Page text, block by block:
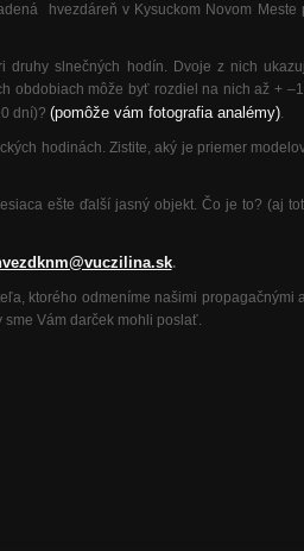
hvezdáreň v Kysuckom Novom Meste
druhy slnečných hodín. Dvoje z nich
obdobiach môže byť rozdiel na nich až +
dní)? (pomôže vám fotografia analémy).
hodinách. Zistite, aký je priemer
ešte ďalší jasný objekt. Čo je to? (aj
.
ktorého odmeníme našimi propagačnými
Vám darček mohli poslať.